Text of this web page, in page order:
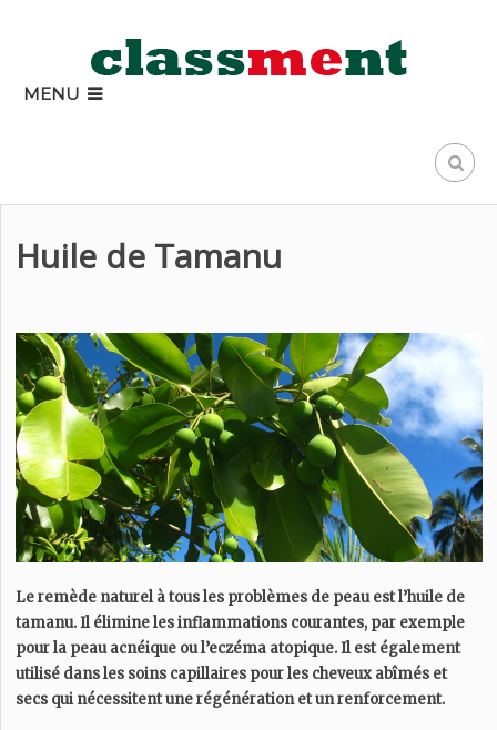
MENU
Huile de Tamanu
Le remède naturel à tous les problèmes de peau est l’huile de
tamanu. Il élimine les inflammations courantes, par exemple
pour la peau acnéique ou l’eczéma atopique. Il est également
utilisé dans les soins capillaires pour les cheveux abîmés et
secs qui nécessitent une régénération et un renforcement.